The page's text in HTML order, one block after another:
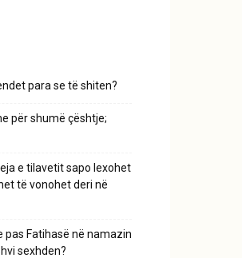
para se të shiten?
për shumë çështje;
e tilavetit sapo lexohet
të vonohet deri në
pas Fatihasë në namazin
sexhden?